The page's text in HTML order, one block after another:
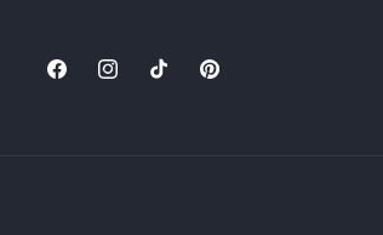
FacebookInstagramTikTok Pinterest